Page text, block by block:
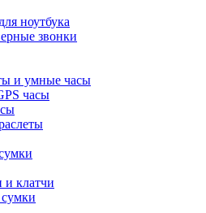
ноутбука
звонки
и умные часы
часы
и клатчи